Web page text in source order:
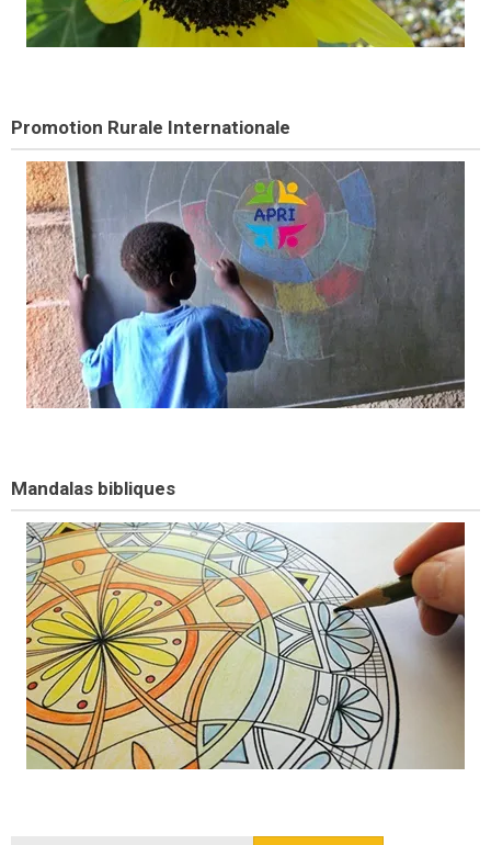
Promotion Rurale Internationale
Mandalas bibliques